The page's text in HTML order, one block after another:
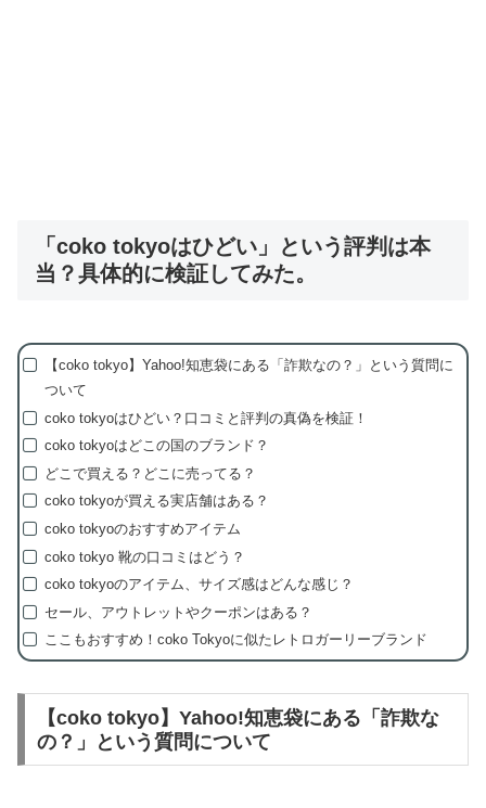
「coko tokyoはひどい」という評判は本
当？具体的に検証してみた。
【coko tokyo】Yahoo!知恵袋にある「詐欺なの？」という質問に
ついて
coko tokyoはひどい？口コミと評判の真偽を検証！
coko tokyoはどこの国のブランド？
どこで買える？どこに売ってる？
coko tokyoが買える実店舗はある？
coko tokyoのおすすめアイテム
coko tokyo 靴の口コミはどう？
coko tokyoのアイテム、サイズ感はどんな感じ？
セール、アウトレットやクーポンはある？
ここもおすすめ！coko Tokyoに似たレトロガーリーブランド
【coko tokyo】Yahoo!知恵袋にある「詐欺な
の？」という質問について